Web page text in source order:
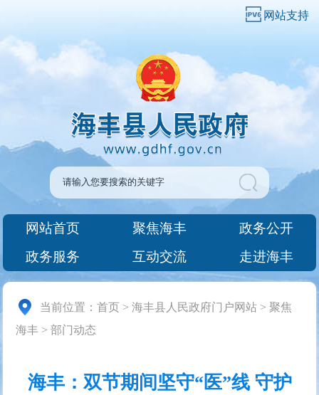
网站支持
网站首页 聚焦海丰
政务公开
政务服务
互动交流 走进海丰
当前位置：首页 >海丰县人民政府门户网站 >聚焦
海丰 >部门动态
海丰：双节期间坚守“医”线 守护